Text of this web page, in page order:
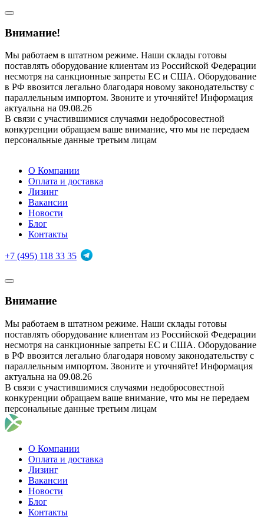
Внимание!
Мы работаем в штатном режиме. Наши склады готовы
поставлять оборудование клиентам из Российской Федерации
несмотря на санкционные запреты ЕС и США. Оборудование
в РФ ввозится легально благодаря новому законодательству с
параллельным импортом. Звоните и уточняйте! Информация
актуальна на 09.08.26
В связи с участившимися случаями недобросовестной
конкуренции обращаем ваше внимание, что мы не передаем
персональные данные третьим лицам
О Компании
Оплата и доставка
Лизинг
Вакансии
Новости
Блог
Контакты
+7 (495) 118 33 35
Внимание
Мы работаем в штатном режиме. Наши склады готовы
поставлять оборудование клиентам из Российской Федерации
несмотря на санкционные запреты ЕС и США. Оборудование
в РФ ввозится легально благодаря новому законодательству с
параллельным импортом. Звоните и уточняйте! Информация
актуальна на 09.08.26
В связи с участившимися случаями недобросовестной
конкуренции обращаем ваше внимание, что мы не передаем
персональные данные третьим лицам
О Компании
Оплата и доставка
Лизинг
Вакансии
Новости
Блог
Контакты